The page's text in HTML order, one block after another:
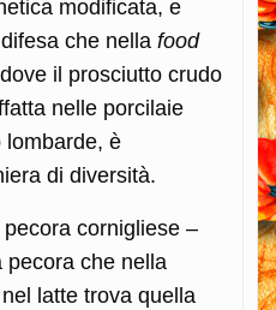
modificata, e
che nella food
il prosciutto crudo
nelle porcilaie
lombarde, è
di diversità.
cornigliese –
pecora che nella
latte trova quella